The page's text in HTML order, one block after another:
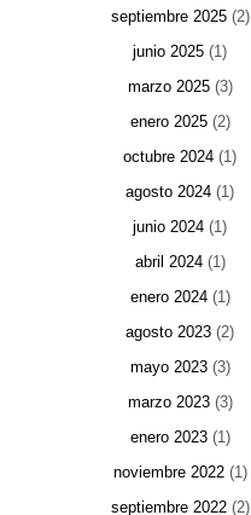
septiembre 2025(2)
junio 2025 (1)
marzo 2025(3)
enero 2025(2)
octubre 2024 (1)
agosto 2024 (1)
junio 2024 (1)
abril 2024(1)
enero 2024(1)
agosto 2023 (2)
mayo 2023(3)
marzo 2023(3)
enero 2023(1)
noviembre 2022(1)
septiembre 2022(2)